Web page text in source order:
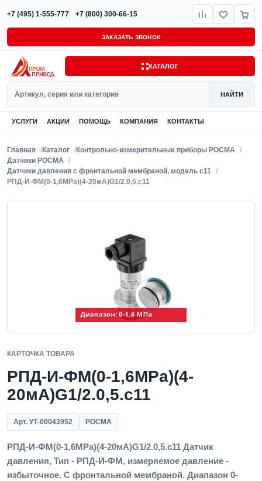
+7 (495) 1-555-777 +7 (800) 300-66-15
ЗАКАЗАТЬ ЗВОНОК
КАТАЛОГ
НАЙТИ
УСЛУГИ АКЦИИ ПОМОЩЬ КОМПАНИЯ КОНТАКТЫ
Главная Каталог
Контрольно-измерительные приборы РОСМА
Датчики РОСМА
Датчики давления с фронтальной мембраной, модель с11
РПД-И-ФМ(0-1,6MPa)(4-20мА)G1/2.0,5.с11
КАРТОЧКА ТОВАРА
РПД-И-ФМ(0-1,6MPa)(4-
20мА)G1/2.0,5.с11
Арт. УТ-00043952 РОСМА
РПД-И-ФМ(0-1,6MPa)(4-20мА)G1/2.0,5.с11 Датчик
давления, Тип - РПД-И-ФМ, измеряемое давление -
избыточное. С фронтальной мембраной. Диапазон 0-